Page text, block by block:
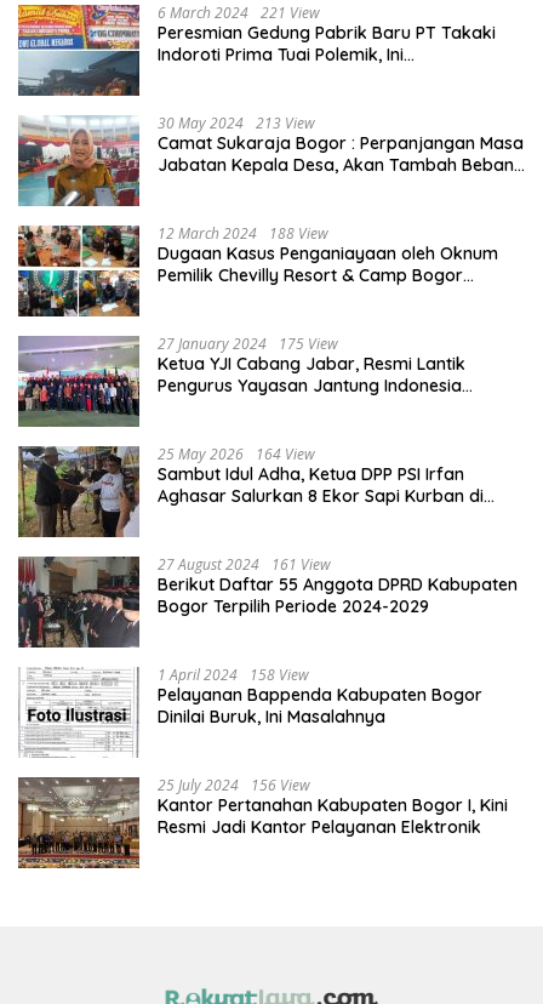
6 March 2024 221 View
Peresmian Gedung Pabrik Baru PT Takaki
Indoroti Prima Tuai Polemik, Ini
30 May 2024 213 View
Camat Sukaraja Bogor : Perpanjangan Masa
Jabatan Kepala Desa, Akan Tambah Beban
12 March 2024 188 View
Dugaan Kasus Penganiayaan oleh Oknum
Pemilik Chevilly Resort & Camp Bogor
27 January 2024 175 View
Ketua YJI Cabang Jabar, Resmi Lantik
Pengurus Yayasan Jantung Indonesia
25 May 2026 164 View
Sambut Idul Adha, Ketua DPP PSI Irfan
Aghasar Salurkan 8 Ekor Sapi Kurban di
27 August 2024 161 View
Berikut Daftar 55 Anggota DPRD Kabupaten
Bogor Terpilih Periode 2024-2029
1 April 2024 158 View
Pelayanan Bappenda Kabupaten Bogor
Dinilai Buruk, Ini Masalahnya
25 July 2024 156 View
Kantor Pertanahan Kabupaten Bogor I, Kini
Resmi Jadi Kantor Pelayanan Elektronik